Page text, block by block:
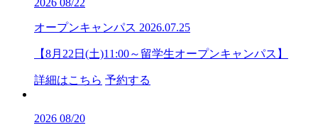
オープンキャンパス 2026.07.25
【8月22日(土)11:00～留学生オープンキャンパス】
詳細はこちら 予約する
2026 08/20